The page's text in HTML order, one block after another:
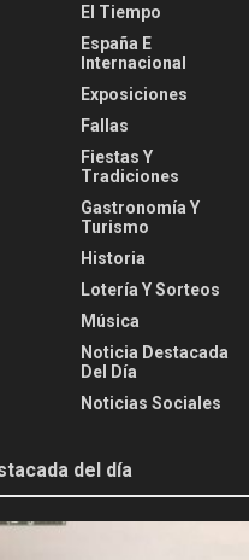
El Tiempo
España E
Internacional
Exposiciones
Fallas
Fiestas Y
Tradiciones
Gastronomía Y
Turismo
Historia
Lotería Y Sorteos
Música
Noticia Destacada
Del Día
Noticias Sociales
del día